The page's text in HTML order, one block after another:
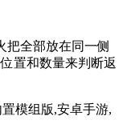
把全部放在同一侧
置和数量来判断返